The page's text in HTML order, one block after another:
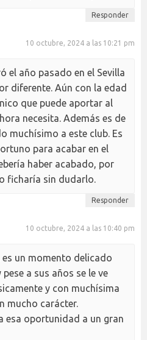
Responder
10 octubre, 2024 a las 10:21 pm
el año pasado en el Sevilla
diferente. Aún con la edad
que puede aportar al
necesita. Además es de
muchísimo a este club. Es
para acabar en el
haber acabado, por
ficharía sin dudarlo.
Responder
10 octubre, 2024 a las 10:40 pm
un momento delicado
a sus años se le ve
y con muchísima
mucho carácter.
esa oportunidad a un gran